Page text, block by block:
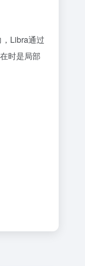
Libra通过
时是局部